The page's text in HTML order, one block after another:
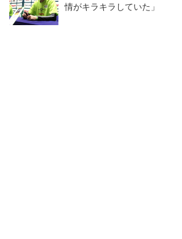
情がキラキラしていた」